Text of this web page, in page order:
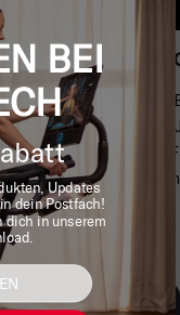
Pace Meets
Die smarte
Lauftraining:
eine eigene
Workout
BEI
Updates
dein Postfach!
dich in unserem